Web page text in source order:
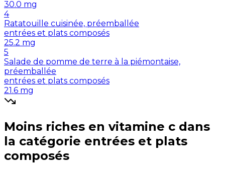
30.0 mg
4
Ratatouille cuisinée, préemballée
entrées et plats composés
25.2 mg
5
Salade de pomme de terre à la piémontaise,
préemballée
entrées et plats composés
21.6 mg
Moins riches en vitamine c dans
la catégorie entrées et plats
composés